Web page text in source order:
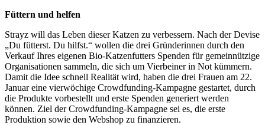
Füttern und helfen
Strayz will das Leben dieser Katzen zu verbessern. Nach der Devise
„Du fütterst. Du hilfst.“ wollen die drei Gründerinnen durch den
Verkauf Ihres eigenen Bio-Katzenfutters Spenden für gemeinnützige
Organisationen sammeln, die sich um Vierbeiner in Not kümmern.
Damit die Idee schnell Realität wird, haben die drei Frauen am 22.
Januar eine vierwöchige Crowdfunding-Kampagne gestartet, durch
die Produkte vorbestellt und erste Spenden generiert werden
können. Ziel der Crowdfunding-Kampagne sei es, die erste
Produktion sowie den Webshop zu finanzieren.